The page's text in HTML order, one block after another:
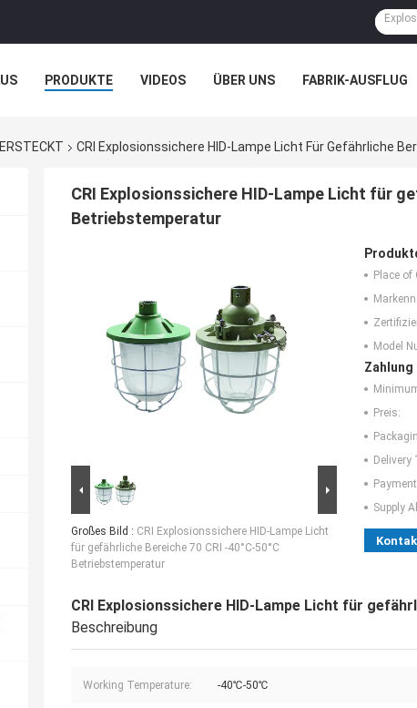
PRODUKTE VIDEOS ÜBER UNS FABRIK-AUSFLUG
CRI Explosionssichere HID-Lampe Licht Für Gefährliche
CRI Explosionssichere HID-Lampe Licht für
Betriebstemperatur
Großes Bild : CRI Explosionssichere HID-Lampe Licht
für gefährliche Bereiche 70 CRI -40°C-50°C
Betriebstemperatur
Place of
Model
Zahlung
Preis:
Delivery
Supply
CRI Explosionssichere HID-Lampe Licht für
Beschreibung
Working Temperature: -40℃-50℃